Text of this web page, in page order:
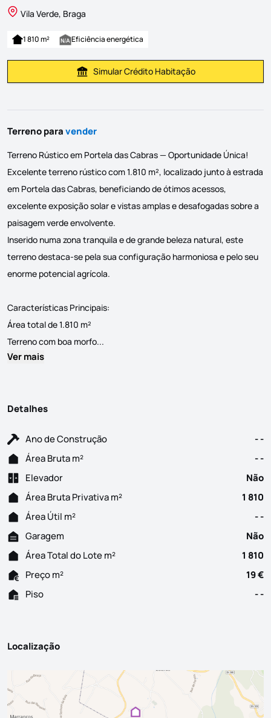
Vila Verde, Braga
1 810 m² Eficiência energética
Simular Prestação
Simular Crédito Habitação
Terreno paravender
Terreno Rústico em Portela das Cabras — Oportunidade Única!
Excelente terreno rústico com 1.810 m², localizado junto à estrada
em Portela das Cabras, beneficiando de ótimos acessos,
excelente exposição solar e vistas amplas e desafogadas sobre a
paisagem verde envolvente.
Inserido numa zona tranquila e de grande beleza natural, este
terreno destaca-se pela sua configuração harmoniosa e pelo seu
enorme potencial agrícola.
Características Principais:
Área total de 1.810 m²
Terreno com boa morfo...
Ver mais
Detalhes
Ano de Construção
- -
Área Bruta m²
- -
Elevador
Não
Área Bruta Privativa m²
1 810
Área Útil m²
- -
Garagem
Não
Área Total do Lote m²
1 810
Preço m²
19 €
Piso
- -
Localização